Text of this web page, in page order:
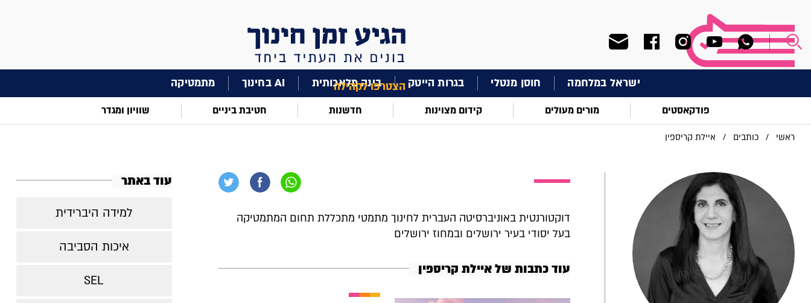
הצטרפו לקהילה ישראל במלחמה חוסן מנטלי בגרות הייטק בינה מלאכותית AI בחינוך מתמטיקה
פודקאסטים מורים מעולים קידום מצוינות חדשנות חטיבת ביניים שוויון ומגדר
ראשי / כותבים / איילת קריספין
דוקטורנטית באוניברסיטה העברית לחינוך מתמטי מתכללת תחום המתמטיקה
בעל יסודי בעיר ירושלים ובמחוז ירושלים
עוד כתבות של איילת קריספין
עוד באתר
למידה היברידית
איכות הסביבה
SEL